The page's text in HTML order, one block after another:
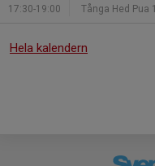
17:30-19:00 Tånga Hed Pua 1
Hela kalendern